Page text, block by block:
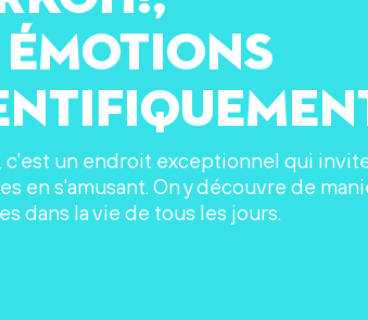
émotions
, c'est un endroit exceptionnel qui
en s'amusant. On y découvre de
dans la vie de tous les jours.